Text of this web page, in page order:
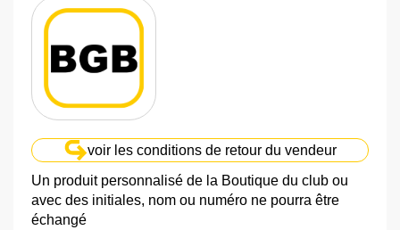
voir les conditions de retour du vendeur
Un produit personnalisé de la Boutique du club ou
avec des initiales, nom ou numéro ne pourra être
échangé